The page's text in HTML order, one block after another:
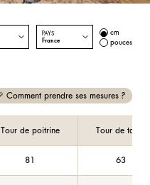
PAYS
France
cm
pouces
Comment prendre ses mesures ?
Tour de poitrine Tour de taille
81 63